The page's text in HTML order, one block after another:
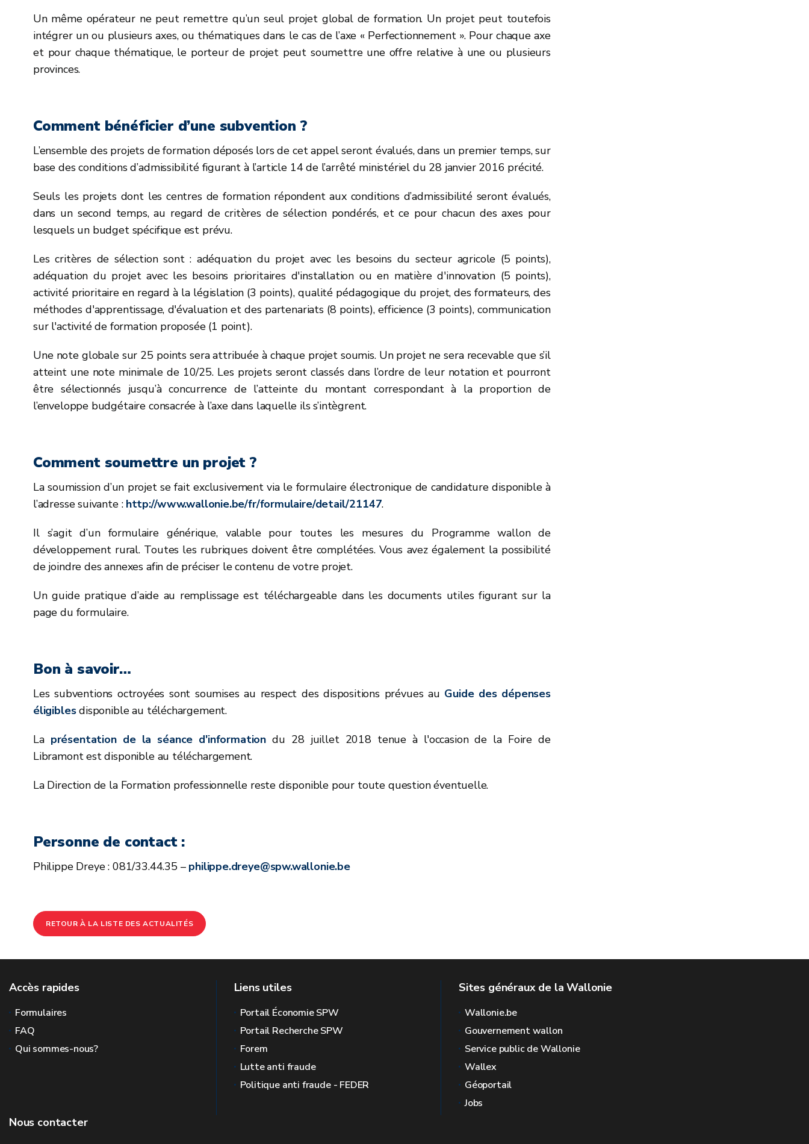
Un même opérateur ne peut remettre qu’un seul projet global de formation. Un projet peut toutefois
intégrer un ou plusieurs axes, ou thématiques dans le cas de l’axe « Perfectionnement ». Pour chaque axe
et pour chaque thématique, le porteur de projet peut soumettre une offre relative à une ou plusieurs
provinces.
Comment bénéficier d’une subvention ?
L’ensemble des projets de formation déposés lors de cet appel seront évalués, dans un premier temps, sur
base des conditions d’admissibilité figurant à l’article 14 de l’arrêté ministériel du 28 janvier 2016 précité.
Seuls les projets dont les centres de formation répondent aux conditions d’admissibilité seront évalués,
dans un second temps, au regard de critères de sélection pondérés, et ce pour chacun des axes pour
lesquels un budget spécifique est prévu.
Les critères de sélection sont : adéquation du projet avec les besoins du secteur agricole (5 points),
adéquation du projet avec les besoins prioritaires d'installation ou en matière d'innovation (5 points),
activité prioritaire en regard à la législation (3 points), qualité pédagogique du projet, des formateurs, des
méthodes d'apprentissage, d'évaluation et des partenariats (8 points), efficience (3 points), communication
sur l'activité de formation proposée (1 point).
Une note globale sur 25 points sera attribuée à chaque projet soumis. Un projet ne sera recevable que s’il
atteint une note minimale de 10/25. Les projets seront classés dans l’ordre de leur notation et pourront
être sélectionnés jusqu’à concurrence de l’atteinte du montant correspondant à la proportion de
l’enveloppe budgétaire consacrée à l’axe dans laquelle ils s’intègrent.
Comment soumettre un projet ?
La soumission d’un projet se fait exclusivement via le formulaire électronique de candidature disponible à
l’adresse suivante : http://www.wallonie.be/fr/formulaire/detail/21147.
Il s’agit d’un formulaire générique, valable pour toutes les mesures du Programme wallon de
développement rural. Toutes les rubriques doivent être complétées. Vous avez également la possibilité
de joindre des annexes afin de préciser le contenu de votre projet.
Un guide pratique d’aide au remplissage est téléchargeable dans les documents utiles figurant sur la
page du formulaire.
Bon à savoir…
Les subventions octroyées sont soumises au respect des dispositions prévues au Guide des dépenses
éligiblesdisponible au téléchargement.
La présentation de la séance d'information du 28 juillet 2018 tenue à l'occasion de la Foire de
Libramont est disponible au téléchargement.
La Direction de la Formation professionnelle reste disponible pour toute question éventuelle.
Personne de contact :
Philippe Dreye : 081/33.44.35 – philippe.dreye@spw.wallonie.be
RETOUR À LA LISTE DES ACTUALITÉS
Accès rapides
Formulaires
FAQ
Qui sommes-nous?
Liens utiles
Portail Économie SPW
Portail Recherche SPW
Forem
Lutte anti fraude
Politique anti fraude - FEDER
Sites généraux de la Wallonie
Wallonie.be
Gouvernement wallon
Service public de Wallonie
Wallex
Géoportail
Jobs
Nous contacter